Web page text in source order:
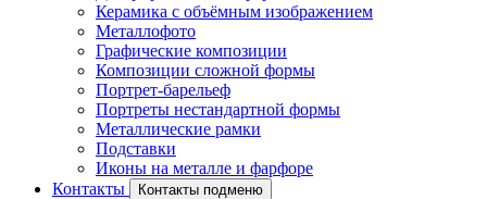
Керамика с объёмным изображением
Металлофото
Графические композиции
Композиции сложной формы
Портрет-барельеф
Портреты нестандартной формы
Металлические рамки
Подставки
Иконы на металле и фарфоре
Контакты
Контакты подменю